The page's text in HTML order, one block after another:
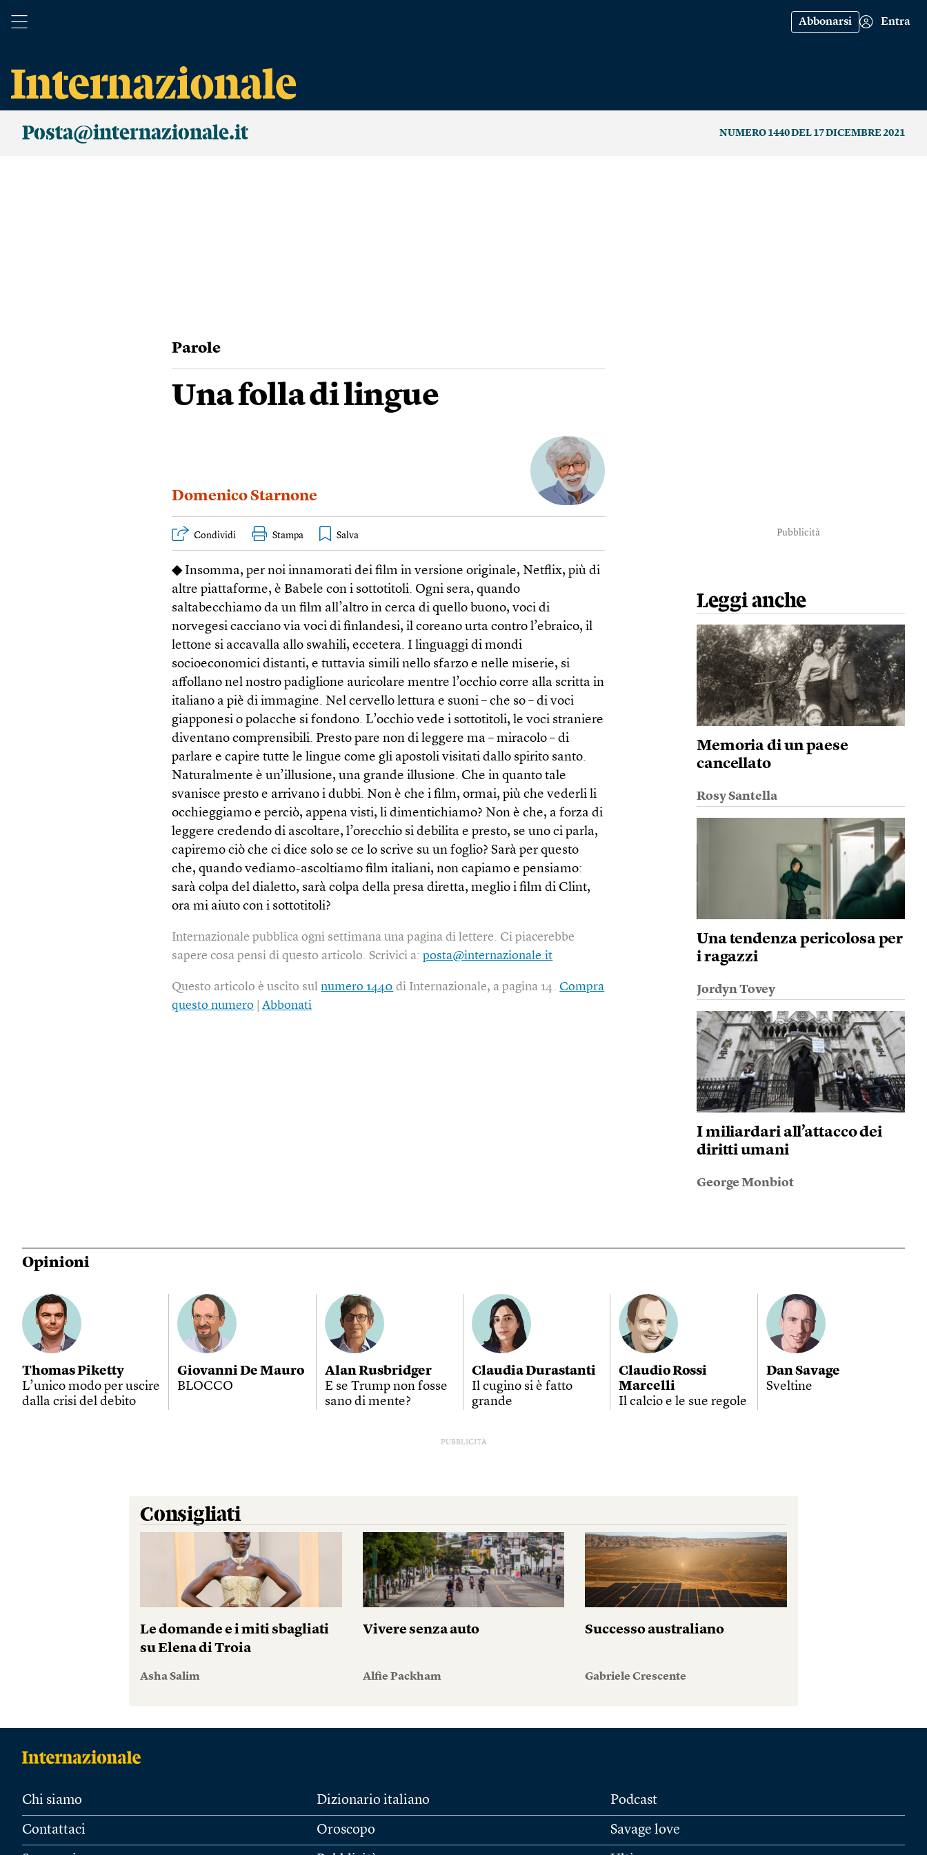
Abbonarsi Entra
Posta@internazionale.it NUMERO 1440 DEL 17 DICEMBRE 2021
Parole
Una folla di lingue
Domenico Starnone
Condividi Stampa
◆Insomma, per noi innamorati dei film in versione originale, Netflix, più di
altre piattaforme, è Babele con i sottotitoli. Ogni sera, quando
saltabecchiamo da un film all’altro in cerca di quello buono, voci di
norvegesi cacciano via voci di finlandesi, il coreano urta contro l’ebraico, il
lettone si accavalla allo swahili, eccetera. I linguaggi di mondi
socioeconomici distanti, e tuttavia simili nello sfarzo e nelle miserie, si
affollano nel nostro padiglione auricolare mentre l’occhio corre alla scritta in
italiano a piè di immagine. Nel cervello lettura e suoni – che so – di voci
giapponesi o polacche si fondono. L’occhio vede i sottotitoli, le voci straniere
diventano comprensibili. Presto pare non di leggere ma – miracolo – di
parlare e capire tutte le lingue come gli apostoli visitati dallo spirito santo.
Naturalmente è un’illusione, una grande illusione. Che in quanto tale
svanisce presto e arrivano i dubbi. Non è che i film, ormai, più che vederli li
occhieggiamo e perciò, appena visti, li dimentichiamo? Non è che, a forza di
leggere credendo di ascoltare, l’orecchio si debilita e presto, se uno ci parla,
capiremo ciò che ci dice solo se ce lo scrive su un foglio? Sarà per questo
che, quando vediamo-ascoltiamo film italiani, non capiamo e pensiamo:
sarà colpa del dialetto, sarà colpa della presa diretta, meglio i film di Clint,
ora mi aiuto con i sottotitoli?
Internazionale pubblica ogni settimana una pagina di lettere. Ci piacerebbe
sapere cosa pensi di questo articolo. Scrivici a:posta@internazionale.it
Questo articolo è uscito sulnumero 1440 di Internazionale, a pagina 14.Compra
questo numero |Abbonati
Pubblicità
Leggi anche
Memoria di un paese
cancellato
Rosy Santella
Una tendenza pericolosa per
i ragazzi
Jordyn Tovey
I miliardari all’attacco dei
diritti umani
George Monbiot
Opinioni
Thomas Piketty
L’unico modo per uscire
dalla crisi del debito
Giovanni De Mauro
BLOCCO
Alan Rusbridger
E se Trump non fosse
sano di mente?
Claudia Durastanti
Il cugino si è fatto
grande
Claudio Rossi
Marcelli
Il calcio e le sue regole
Dan Savage
Sveltine
PUBBLICITÀ
Consigliati
Le domande e i miti sbagliati
su Elena di Troia
Asha Salim
Vivere senza auto
Alfie Packham
Successo australiano
Gabriele Crescente
Chi siamo
Contattaci
Dizionario italiano
Oroscopo
Podcast
Savage love